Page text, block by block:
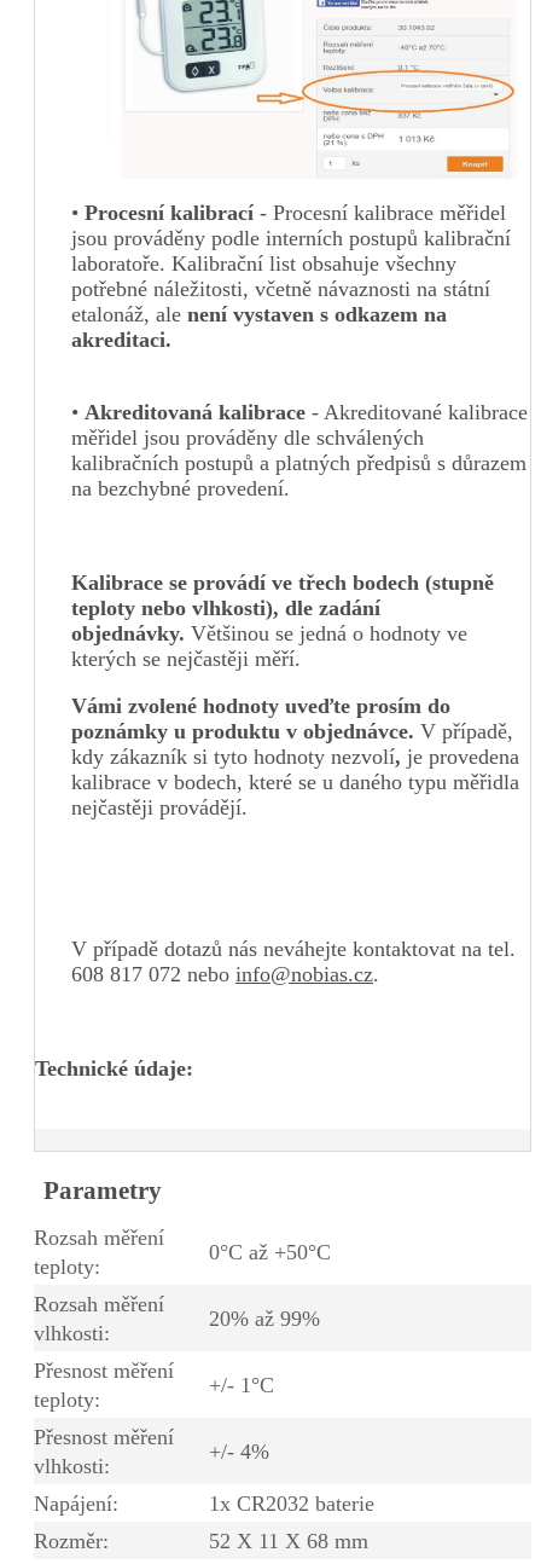
• Procesní kalibrací - Procesní kalibrace měřidel
jsou prováděny podle interních postupů kalibrační
laboratoře. Kalibrační list obsahuje všechny
potřebné náležitosti, včetně návaznosti na státní
etalonáž, ale není vystaven s odkazem na
akreditaci.
• Akreditovaná kalibrace - Akreditované kalibrace
měřidel jsou prováděny dle schválených
kalibračních postupů a platných předpisů s důrazem
na bezchybné provedení.
Kalibrace se provádí ve třech bodech (stupně
teploty nebo vlhkosti), dle zadání
objednávky. Většinou se jedná o hodnoty ve
kterých se nejčastěji měří.
Vámi zvolené hodnoty uveďte prosím do
poznámky u produktu v objednávce. V případě,
kdy zákazník si tyto hodnoty nezvolí, je provedena
kalibrace v bodech, které se u daného typu měřidla
nejčastěji provádějí.
V případě dotazů nás neváhejte kontaktovat na tel.
608 817 072 nebo info@nobias.cz.
Technické údaje:
Parametry
Rozsah měření
teploty:
0°C až +50°C
Rozsah měření
vlhkosti:
20% až 99%
Přesnost měření
teploty:
+/- 1°C
Přesnost měření
vlhkosti:
+/- 4%
Napájení:
1x CR2032 baterie
Rozměr:
52 X 11 X 68 mm